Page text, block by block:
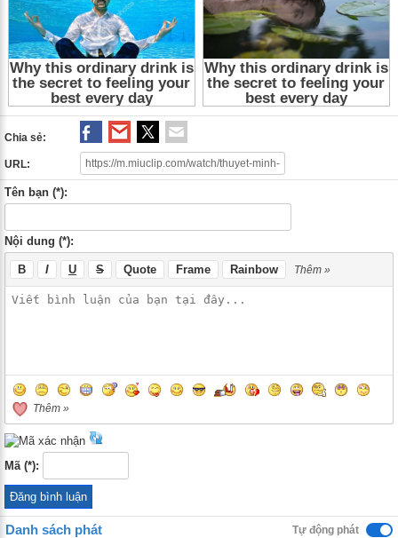
Chia sẻ:
URL:
Tên bạn (*):
Nội dung (*):
B I U S Quote Frame Rainbow Thêm »
Thêm »
Mã (*):
Danh sách phát Tự động phát